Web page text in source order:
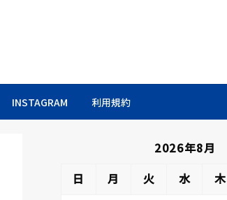
INSTAGRAM 利用規約
2026年8月
日
月 火 水 木